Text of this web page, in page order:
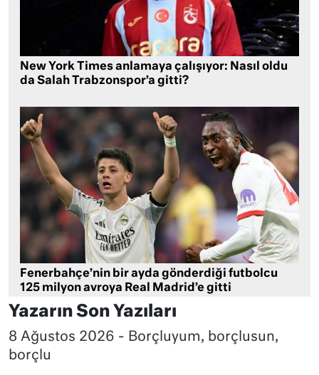
New York Times anlamaya çalışıyor: Nasıl oldu
da Salah Trabzonspor’a gitti?
Fenerbahçe’nin bir ayda gönderdiği futbolcu
125 milyon avroya Real Madrid’e gitti
Yazarın Son Yazıları
8 Ağustos 2026 - Borçluyum, borçlusun,
borçlu